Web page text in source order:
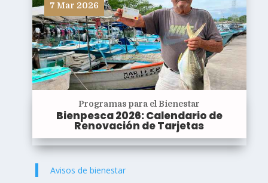
7 Mar 2026
Programas para el Bienestar
Bienpesca 2026: Calendario de
Renovación de Tarjetas
Avisos de bienestar